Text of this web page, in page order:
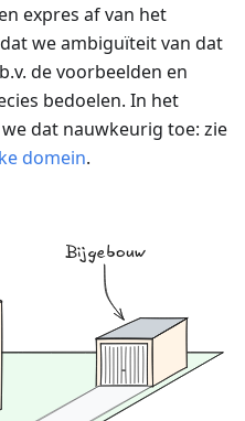
expres af van het
we ambiguïteit van dat
de voorbeelden en
bedoelen. In het
dat nauwkeurig toe: zie
domein.